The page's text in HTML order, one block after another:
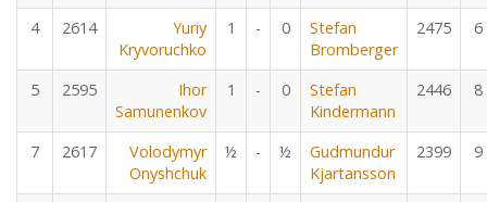
4 2614
Yuriy
Kryvoruchko
1 - 0
Stefan
Bromberger
2475 6
5 2595
Ihor
Samunenkov
1 - 0
Stefan
Kindermann
2446 8
7 2617
Volodymyr
Onyshchuk
½ - ½
Gudmundur
Kjartansson
2399 9